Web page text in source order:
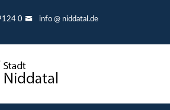
0 info @ niddatal.de